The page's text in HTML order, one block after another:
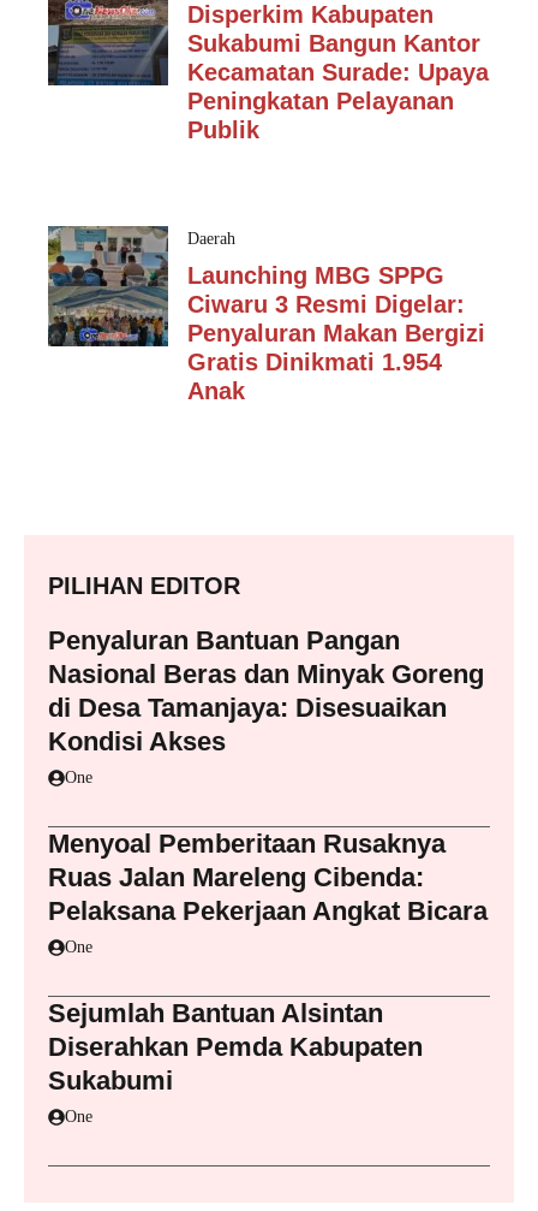
Disperkim Kabupaten
Sukabumi Bangun Kantor
Kecamatan Surade: Upaya
Peningkatan Pelayanan
Publik
Daerah
Launching MBG SPPG
Ciwaru 3 Resmi Digelar:
Penyaluran Makan Bergizi
Gratis Dinikmati 1.954
Anak
PILIHAN EDITOR
Penyaluran Bantuan Pangan
Nasional Beras dan Minyak Goreng
di Desa Tamanjaya: Disesuaikan
Kondisi Akses
One
Menyoal Pemberitaan Rusaknya
Ruas Jalan Mareleng Cibenda:
Pelaksana Pekerjaan Angkat Bicara
One
Sejumlah Bantuan Alsintan
Diserahkan Pemda Kabupaten
Sukabumi
One